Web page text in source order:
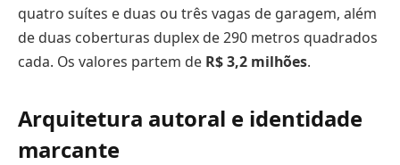
quatro suítes e duas ou três vagas de garagem, além
de duas coberturas duplex de 290 metros quadrados
cada. Os valores partem de R$ 3,2 milhões.
Arquitetura autoral e identidade
marcante